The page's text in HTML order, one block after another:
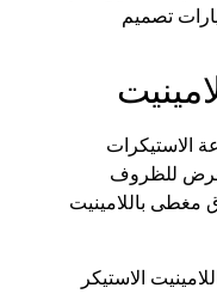
تصميم
الاستيكرات
للظروف
مغطى باللامينيت
الاستيكر